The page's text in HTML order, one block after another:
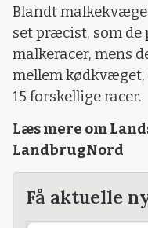
Blandt
set præcist, som de
malkeracer, mens
mellem
15 forskellige racer.
Læs mere om
LandbrugNord
Få aktuelle